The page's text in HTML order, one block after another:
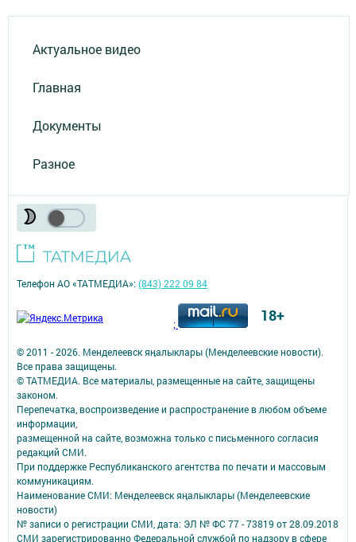
Актуальное видео
Главная
Документы
Разное
© 2011 - 2026. Менделеевск яӊалыклары (Менделеевские новости).
Все права защищены.
© ТАТМЕДИА. Все материалы, размещенные на сайте, защищены
законом.
Перепечатка, воспроизведение и распространение в любом объеме
информации,
размещенной на сайте, возможна только с письменного согласия
редакций СМИ.
При поддержке Республиканского агентства по печати и массовым
коммуникациям.
Наименование СМИ: Менделеевск яӊалыклары (Менделеевские
новости)
№ записи о регистрации СМИ, дата: ЭЛ № ФС 77 - 73819 от 28.09.2018
СМИ зарегистрированно Федеральной службой по надзору в сфере
Телефон АО «ТАТМЕДИА»:(843) 222 09 84
; 18+